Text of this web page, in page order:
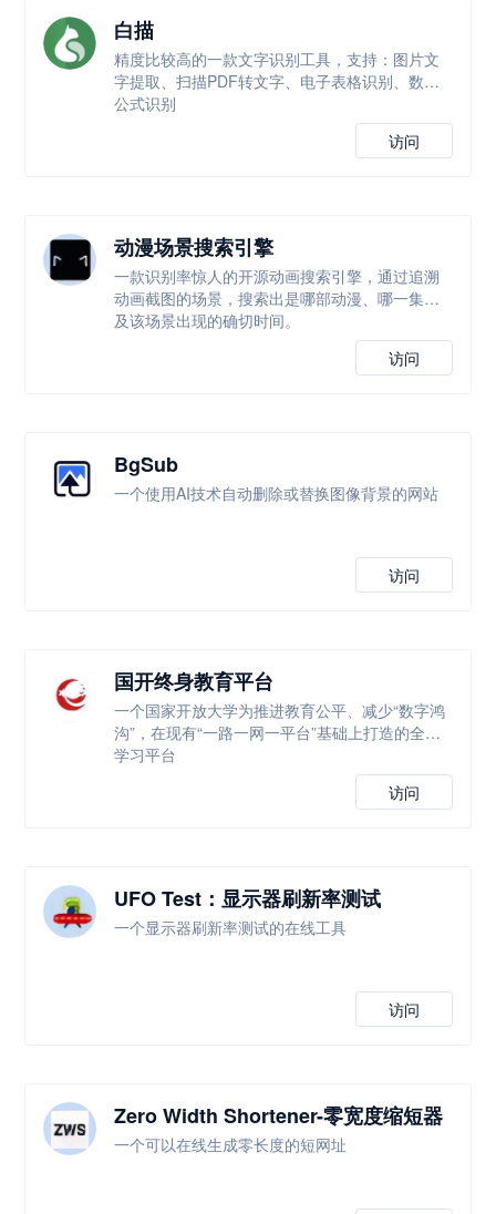
白描
精度比较高的一款文字识别工具，支持：图片文
字提取、扫描PDF转文字、电子表格识别、数学
公式识别
访问
动漫场景搜索引擎
一款识别率惊人的开源动画搜索引擎，通过追溯
动画截图的场景，搜索出是哪部动漫、哪一集以
及该场景出现的确切时间。
访问
BgSub
一个使用AI技术自动删除或替换图像背景的网站
访问
国开终身教育平台
一个国家开放大学为推进教育公平、减少“数字鸿
沟”，在现有“一路一网一平台”基础上打造的全新
学习平台
访问
UFO Test：显示器刷新率测试
一个显示器刷新率测试的在线工具
访问
Zero Width Shortener-零宽度缩短器
一个可以在线生成零长度的短网址